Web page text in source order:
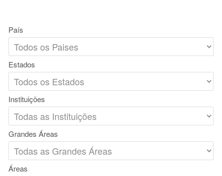
País
Estados
Instituições
Grandes Áreas
Áreas